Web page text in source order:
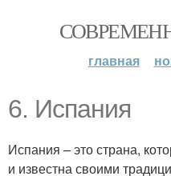
главная
6. Испания
Испания – это страна,
и известна своими